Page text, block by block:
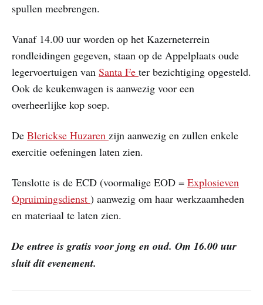
spullen meebrengen.
Vanaf 14.00 uur worden op het Kazerneterrein
rondleidingen gegeven, staan op de Appelplaats oude
legervoertuigen van Santa Fe ter bezichtiging opgesteld.
Ook de keukenwagen is aanwezig voor een
overheerlijke kop soep.
De Blerickse Huzaren zijn aanwezig en zullen enkele
exercitie oefeningen laten zien.
Tenslotte is de ECD (voormalige EOD = Explosieven
Opruimingsdienst ) aanwezig om haar werkzaamheden
en materiaal te laten zien.
De entree is gratis voor jong en oud. Om 16.00 uur
sluit dit evenement.